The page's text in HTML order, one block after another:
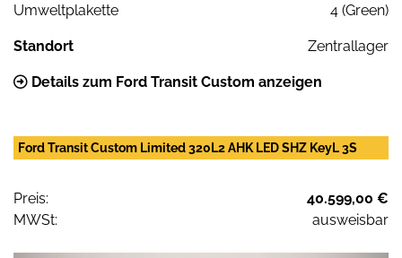
Umweltplakette
4 (Green)
Standort Zentrallager
Details zum Ford Transit Custom anzeigen
Ford Transit Custom Limited 320L2 AHK LED SHZ KeyL 3S
Preis:
40.599,00 €
MWSt:
ausweisbar